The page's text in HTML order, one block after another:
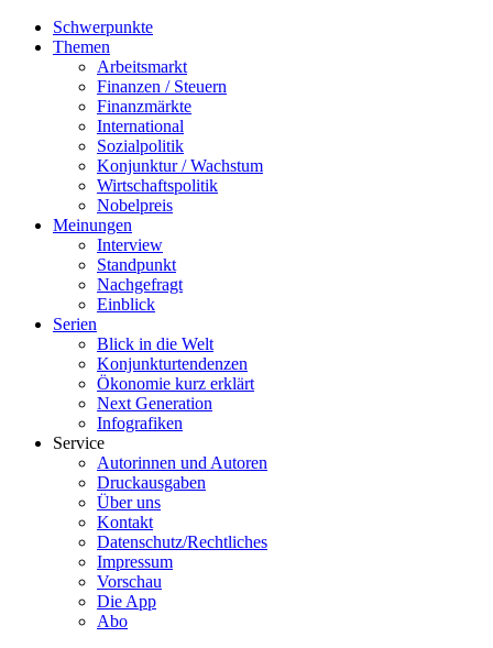
Schwerpunkte
Themen
Arbeitsmarkt
Finanzen / Steuern
Finanzmärkte
International
Sozialpolitik
Konjunktur / Wachstum
Wirtschaftspolitik
Nobelpreis
Meinungen
Interview
Standpunkt
Nachgefragt
Einblick
Serien
Blick in die Welt
Konjunkturtendenzen
Ökonomie kurz erklärt
Next Generation
Infografiken
Service
Autorinnen und Autoren
Druckausgaben
Über uns
Kontakt
Datenschutz/Rechtliches
Impressum
Vorschau
Die App
Abo